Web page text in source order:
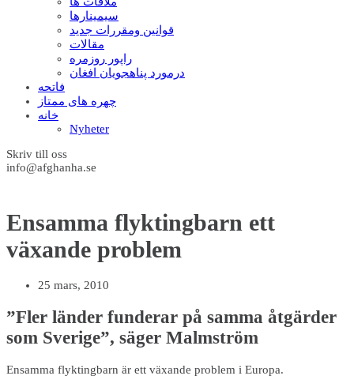
سيمينارها
قوانين ومقررات جديد
مقالات
راپور روزمره
درمورد پناهجويان افغان
فاتحه
چهره های ممتاز
خانه
Nyheter
Skriv till oss
info@afghanha.se
Ensamma flyktingbarn ett
växande problem
25 mars, 2010
”Fler länder funderar på samma åtgärder
som Sverige”, säger Malmström
Ensamma flyktingbarn är ett växande problem i Europa.